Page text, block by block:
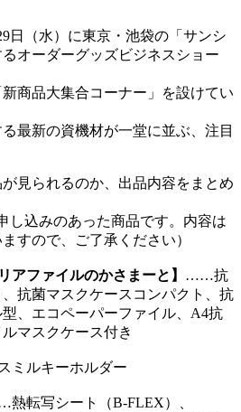
日（水）に東京・池袋の「サンシ
オーダーグッズビジネスショー
商品大集合コーナー」を設けてい
最新の資機材が一堂に並ぶ、注目
見られるのか、出品内容をまとめ
し込みのあった商品です。内容は
すので、ご了承ください）
ファイルのかさまーと】 ……抗
抗菌マスクケースコンパクト、抗
、エコペーパーファイル、A4抗
マスクケース付き
ミルキーホルダー
転写シート（B-FLEX）、